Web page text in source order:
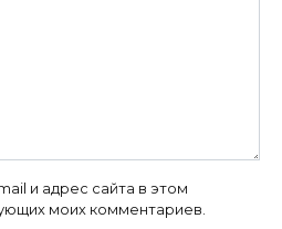
и адрес сайта в этом
моих комментариев.